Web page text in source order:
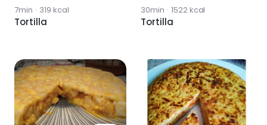
7min · 319 kcal
Tortilla
30min · 1522kcal
Tortilla